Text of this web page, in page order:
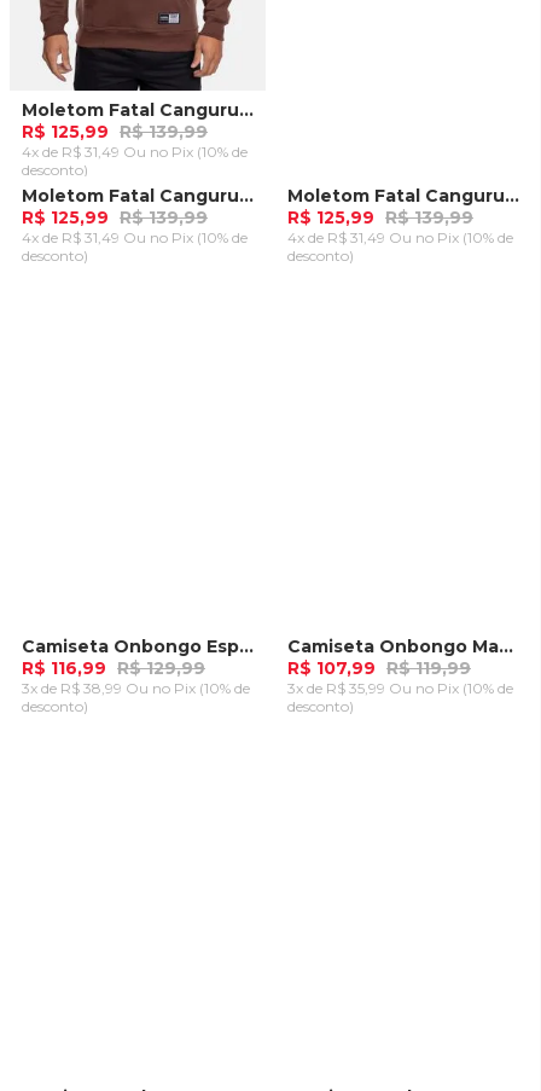
Moletom Fatal Canguru Fechado Marrom
R$ 125,99 R$ 139,99
4x de R$ 31,49 Ou no Pix (10% de
desconto)
ADICIONAR AO
CARRINHO
-10%Moletom Fatal Canguru Fechado Cinza Mescla
R$ 125,99 R$ 139,99
4x de R$ 31,49 Ou no Pix (10% de
desconto)
-10%Moletom Fatal Canguru Aberto Verde
R$ 125,99 R$ 139,99
4x de R$ 31,49 Ou no Pix (10% de
desconto)
-10%Camiseta Onbongo Especial Verde
R$ 116,99 R$ 129,99
3x de R$ 38,99 Ou no Pix (10% de
desconto)
-10%
Camiseta Onbongo Manga Longa Preta
R$ 107,99 R$ 119,99
3x de R$ 35,99 Ou no Pix (10% de
desconto)